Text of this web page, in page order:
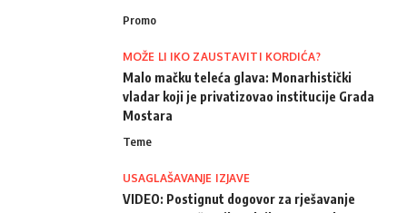
Promo
MOŽE LI IKO ZAUSTAVITI KORDIĆA?
Malo mačku teleća glava: Monarhistički
vladar koji je privatizovao institucije Grada
Mostara
Teme
USAGLAŠAVANJE IZJAVE
VIDEO: Postignut dogovor za rješavanje